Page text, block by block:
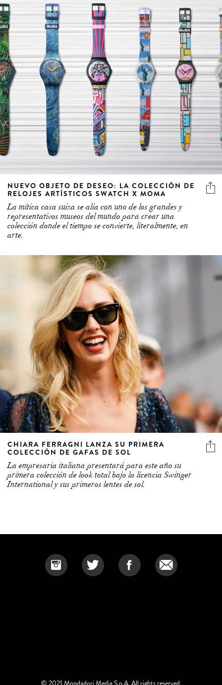
NUEVO OBJETO DE DESEO: LA COLECCIÓN DE
RELOJES ARTÍSTICOS SWATCH X MOMA
La mítica casa suiza se alía con uno de los grandes y
representativos museos del mundo para crear una
colección donde el tiempo se convierte, literalmente, en
arte.
CHIARA FERRAGNI LANZA SU PRIMERA
COLECCIÓN DE GAFAS DE SOL
La empresaria italiana presentará para este año su
primera colección de look total bajo la licencia Swinger
International y sus primeros lentes de sol.